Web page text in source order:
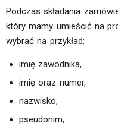
Podczas składania
który mamy umieścić na
wybrać na przykład:
imię zawodnika,
imię oraz numer,
nazwisko,
pseudonim,